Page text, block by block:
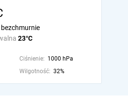
23°C
Ciśnienie: 1000 hPa
Wilgotność: 32%